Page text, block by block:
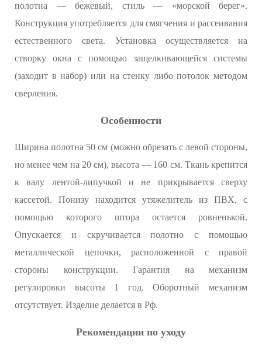
полотна — бежевый, стиль — «морской берег».
Конструкция употребляется для смягчения и рассеивания
естественного света. Установка осуществляется на
створку окна с помощью защелкивающейся системы
(заходит в набор) или на стенку либо потолок методом
сверления.
Особенности
Ширина полотна 50 см (можно обрезать с левой стороны,
но менее чем на 20 см), высота — 160 см. Ткань крепится
к валу лентой-липучкой и не прикрывается сверху
кассетой. Понизу находится утяжелитель из ПВХ, с
помощью которого штора остается ровненькой.
Опускается и скручивается полотно с помощью
металлической цепочки, расположенной с правой
стороны конструкции. Гарантия на механизм
регулировки высоты 1 год. Оборотный механизм
отсутствует. Изделие делается в Рф.
Рекомендации по уходу